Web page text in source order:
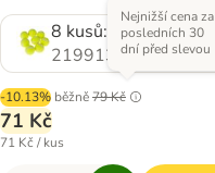
8 kusů: Ø 6,3 cm
2199133.0
-10.13% běžně79 Kč
Nejnižší cena za
posledních 30
dní před slevou
71 Kč
71 Kč / kus